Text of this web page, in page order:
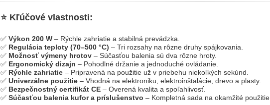
⭐ Kľúčové vlastnosti:
✅ Výkon 200 W – Rýchle zahriatie a stabilná prevádzka.
✅ Regulácia teploty (70–500 °C) – Tri rozsahy na rôzne druhy spájkovania.
✅ Možnosť výmeny hrotov – Súčasťou balenia sú dva rôzne hroty.
✅ Ergonomický dizajn – Pohodlné držanie a jednoduché ovládanie.
✅ Rýchle zahriatie – Pripravená na použitie už v priebehu niekoľkých sekúnd.
✅ Univerzálne použitie – Vhodná na elektroniku, elektroinštalácie, drevo a plasty.
✅ Bezpečnostný certifikát CE – Overená kvalita a spoľahlivosť.
✅ Súčasťou balenia kufor a príslušenstvo – Kompletná sada na okamžité použitie.